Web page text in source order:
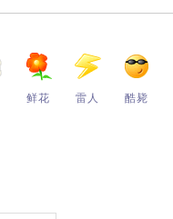
鲜花 雷人 酷毙